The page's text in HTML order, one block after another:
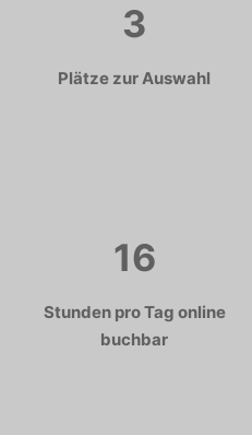
3
Plätze zur Auswahl
16
Stunden pro Tag online
buchbar